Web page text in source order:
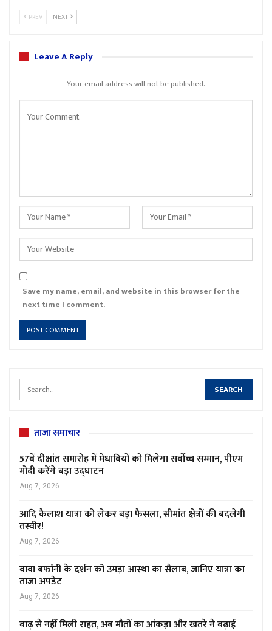
PREV NEXT
Leave A Reply
Your email address will not be published.
Save my name, email, and website in this browser for the
next time I comment.
ताजा समाचार
57वें दीक्षांत समारोह में मेधावियों को मिलेगा सर्वोच्च सम्मान, पीएम
मोदी करेंगे बड़ा उद्घाटन
Aug 7, 2026
आदि कैलाश यात्रा को लेकर बड़ा फैसला, सीमांत क्षेत्रों की बदलेगी
तस्वीर!
Aug 7, 2026
बाबा बर्फानी के दर्शन को उमड़ा आस्था का सैलाब, जानिए यात्रा का
ताजा अपडेट
Aug 7, 2026
बाढ़ से नहीं मिली राहत, अब मौतों का आंकड़ा और खतरे ने बढ़ाई